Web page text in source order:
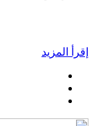
إقرأ المزيد